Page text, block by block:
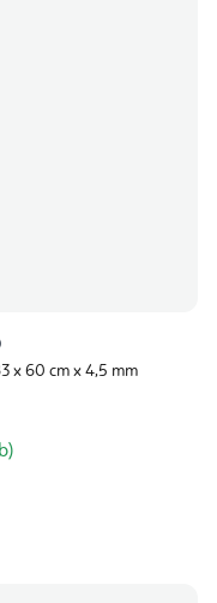
x 60 cm x 4,5 mm
átlagos
értékelése
csillag.